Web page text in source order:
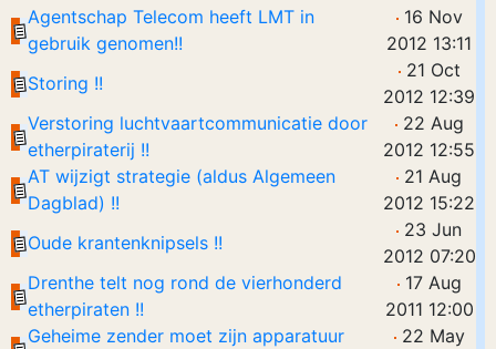
Agentschap Telecom heeft LMT in
gebruik genomen!!
16 Nov
2012 13:11
Storing !!
21 Oct
2012 12:39
Verstoring luchtvaartcommunicatie door
etherpiraterij !!
22 Aug
2012 12:55
AT wijzigt strategie (aldus Algemeen
Dagblad) !!
21 Aug
2012 15:22
Oude krantenknipsels !!
23 Jun
2012 07:20
Drenthe telt nog rond de vierhonderd
etherpiraten !!
17 Aug
2011 12:00
Geheime zender moet zijn apparatuur
22 May